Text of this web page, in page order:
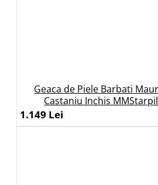
Geaca de Piele Barbati
Castaniu Inchis
1.149 Lei